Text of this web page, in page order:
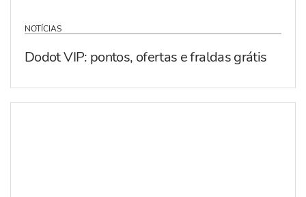
NOTÍCIAS
Dodot VIP: pontos, ofertas e fraldas grátis